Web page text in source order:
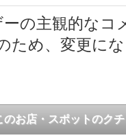
の主観的なコ
ため、変更に
のお店・スポットのク